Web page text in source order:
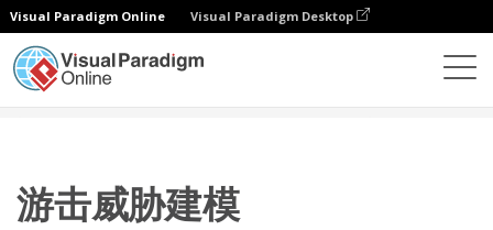
Visual Paradigm Online Visual Paradigm Desktop
游击威胁建模